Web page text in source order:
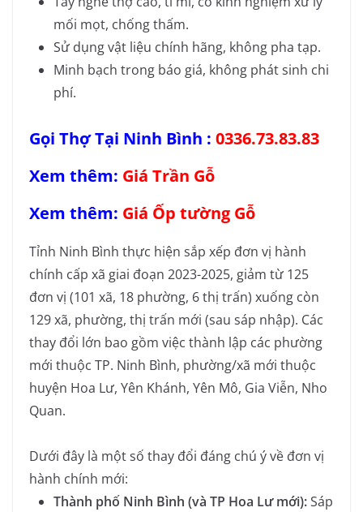
mối mọt, chống thấm.
Sử dụng vật liệu chính hãng, không pha tạp.
Minh bạch trong báo giá, không phát sinh chi
phí.
Gọi Thợ Tại Ninh Bình : 0336.73.83.83
Xem thêm: Giá Trần Gỗ
Xem thêm: Giá Ốp tường Gỗ
Tỉnh Ninh Bình thực hiện sắp xếp đơn vị hành
chính cấp xã giai đoạn 2023-2025, giảm từ 125
đơn vị (101 xã, 18 phường, 6 thị trấn) xuống còn
129 xã, phường, thị trấn mới (sau sáp nhập). Các
thay đổi lớn bao gồm việc thành lập các phường
mới thuộc TP. Ninh Bình, phường/xã mới thuộc
huyện Hoa Lư, Yên Khánh, Yên Mô, Gia Viễn, Nho
Quan.
Dưới đây là một số thay đổi đáng chú ý về đơn vị
hành chính mới:
Thành phố Ninh Bình (và TP Hoa Lư mới):Sáp